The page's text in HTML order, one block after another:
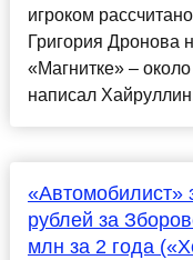
игроком
Григория Дронова
«Магнитке» –
написал
«Автомобилист»
рублей за
млн за 2 года